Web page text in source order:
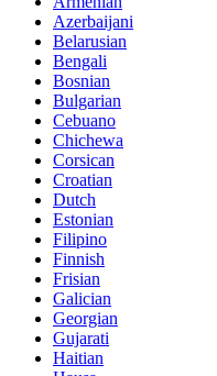
Azerbaijani
Belarusian
Bengali
Bosnian
Bulgarian
Cebuano
Chichewa
Corsican
Croatian
Dutch
Estonian
Filipino
Finnish
Frisian
Galician
Georgian
Gujarati
Haitian